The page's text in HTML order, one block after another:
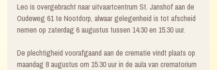
Leo is overgebracht naar uitvaartcentrum St. Janshof aan de
Oudeweg 61 te Nootdorp, alwaar gelegenheid is tot afscheid
nemen op zaterdag 6 augustus tussen 14.30 en 15.30 uur.
De plechtigheid voorafgaand aan de crematie vindt plaats op
maandag 8 augustus om 15.30 uur in de aula van crematorium